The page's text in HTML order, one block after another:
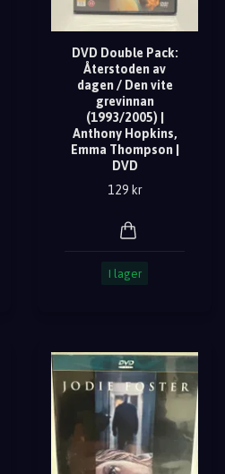
DVD Double Pack:
Återstoden av
dagen / Den vite
grevinnan
(1993/2005) |
Anthony Hopkins,
Emma Thompson |
DVD
129 kr
I lager